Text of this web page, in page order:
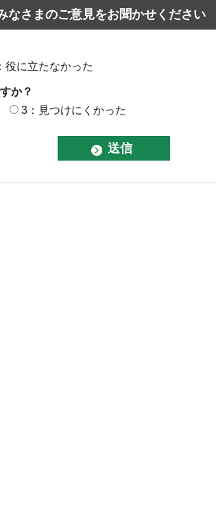
なさまのご意見をお聞かせください
役に立たなかった
か？
3：見つけにくかった